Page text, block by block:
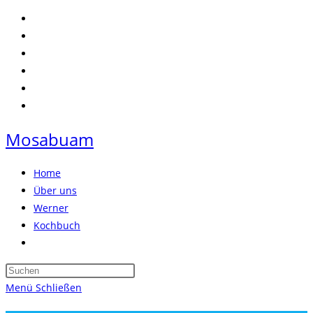
Zum
Inhalt
springen
Mosabuam
Home
Über uns
Werner
Kochbuch
umschalten
Press
Menü Schließen